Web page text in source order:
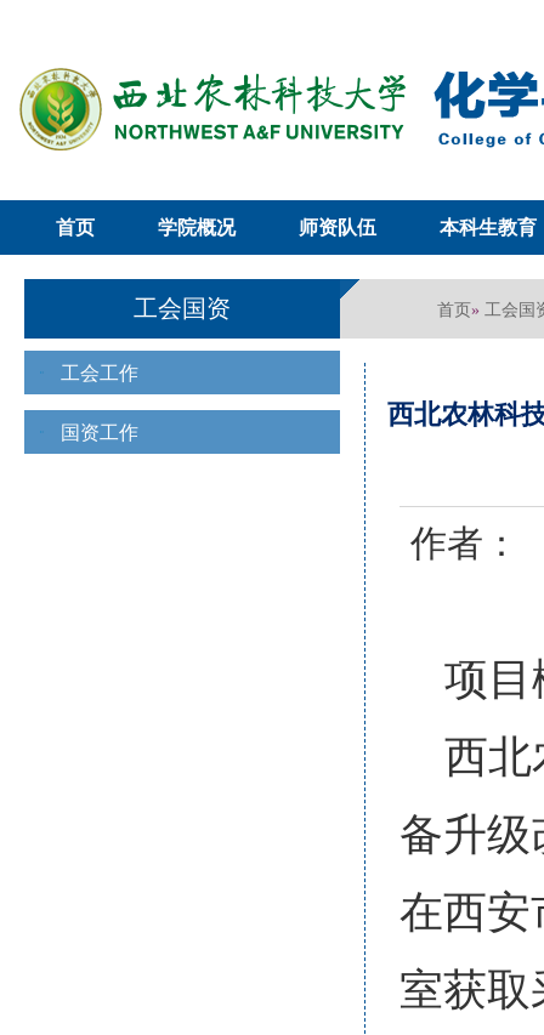
首页 学院概况 师资队伍 本科生教育
工会国资 首页» 工会国
工会工作
国资工作
西北农林科
作者
项
西
备升
在西
室获